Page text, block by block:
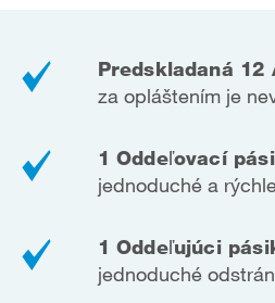
Predskladaná 12
za opláštením je
1 Oddeľovací
jednoduché a
1 Oddeľujúci
jednoduché